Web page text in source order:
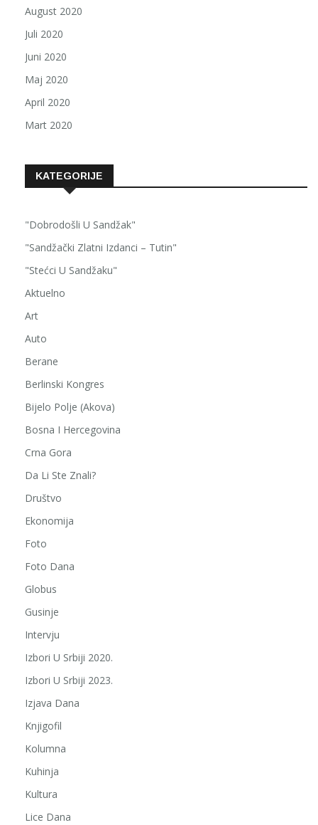
August 2020
Juli 2020
Juni 2020
Maj 2020
April 2020
Mart 2020
KATEGORIJE
"Dobrodošli U Sandžak"
"Sandžački Zlatni Izdanci – Tutin"
"Stećci U Sandžaku"
Aktuelno
Art
Auto
Berane
Berlinski Kongres
Bijelo Polje (Akova)
Bosna I Hercegovina
Crna Gora
Da Li Ste Znali?
Društvo
Ekonomija
Foto
Foto Dana
Globus
Gusinje
Intervju
Izbori U Srbiji 2020.
Izbori U Srbiji 2023.
Izjava Dana
Knjigofil
Kolumna
Kuhinja
Kultura
Lice Dana